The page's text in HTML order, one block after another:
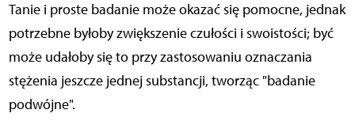
Tanie i proste badanie może okazać się pomocne, jednak
potrzebne byłoby zwiększenie czułości i swoistości; być
może udałoby się to przy zastosowaniu oznaczania
stężenia jeszcze jednej substancji, tworząc "badanie
podwójne".